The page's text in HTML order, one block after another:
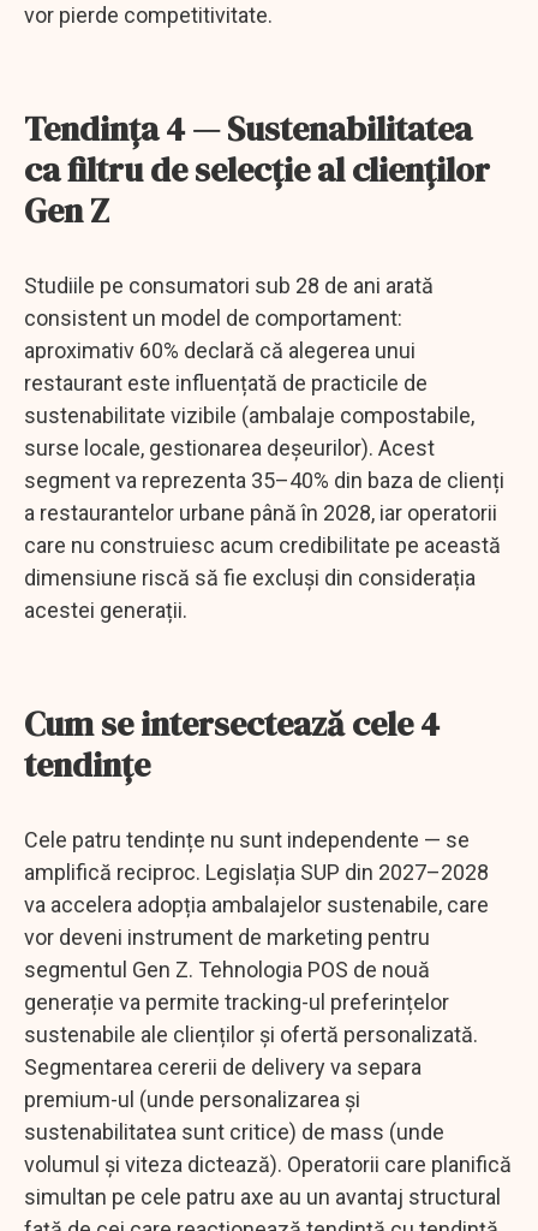
vor pierde competitivitate.
Tendința 4 — Sustenabilitatea
ca filtru de selecție al clienților
Gen Z
Studiile pe consumatori sub 28 de ani arată
consistent un model de comportament:
aproximativ 60% declară că alegerea unui
restaurant este influențată de practicile de
sustenabilitate vizibile (ambalaje compostabile,
surse locale, gestionarea deșeurilor). Acest
segment va reprezenta 35–40% din baza de clienți
a restaurantelor urbane până în 2028, iar operatorii
care nu construiesc acum credibilitate pe această
dimensiune riscă să fie excluși din considerația
acestei generații.
Cum se intersectează cele 4
tendințe
Cele patru tendințe nu sunt independente — se
amplifică reciproc. Legislația SUP din 2027–2028
va accelera adopția ambalajelor sustenabile, care
vor deveni instrument de marketing pentru
segmentul Gen Z. Tehnologia POS de nouă
generație va permite tracking-ul preferințelor
sustenabile ale clienților și ofertă personalizată.
Segmentarea cererii de delivery va separa
premium-ul (unde personalizarea și
sustenabilitatea sunt critice) de mass (unde
volumul și viteza dictează). Operatorii care planifică
simultan pe cele patru axe au un avantaj structural